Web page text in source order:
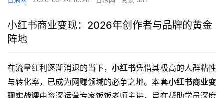
小红书商业变现：2026年创作者与品牌的黄金
阵地
在流量红利逐渐消退的当下，小红书凭借其极高的人群粘性
与转化率，已成为网赚领域的必争之地。本套小红书商业变